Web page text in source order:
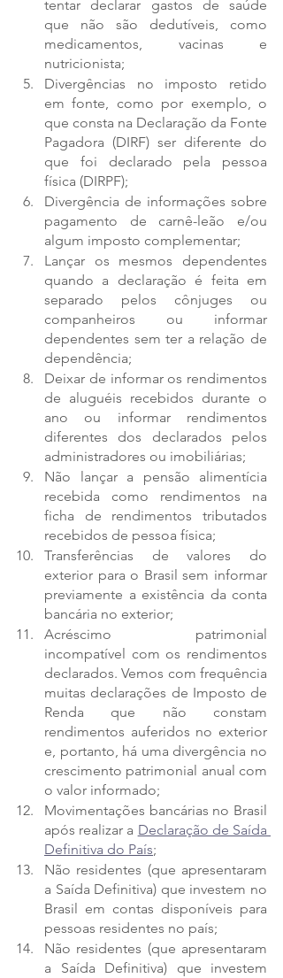
tentar declarar gastos de saúde
que não são dedutíveis, como
medicamentos, vacinas e
nutricionista;
Divergências no imposto retido
em fonte, como por exemplo, o
que consta na Declaração da Fonte
Pagadora (DIRF) ser diferente do
que foi declarado pela pessoa
física (DIRPF);
Divergência de informações sobre
pagamento de carnê-leão e/ou
algum imposto complementar;
Lançar os mesmos dependentes
quando a declaração é feita em
separado pelos cônjuges ou
companheiros ou informar
dependentes sem ter a relação de
dependência;
Deixar de informar os rendimentos
de aluguéis recebidos durante o
ano ou informar rendimentos
diferentes dos declarados pelos
administradores ou imobiliárias;
Não lançar a pensão alimentícia
recebida como rendimentos na
ficha de rendimentos tributados
recebidos de pessoa física;
Transferências de valores do
exterior para o Brasil sem informar
previamente a existência da conta
bancária no exterior;
Acréscimo patrimonial
incompatível com os rendimentos
declarados. Vemos com frequência
muitas declarações de Imposto de
Renda que não constam
rendimentos auferidos no exterior
e, portanto, há uma divergência no
crescimento patrimonial anual com
o valor informado;
Movimentações bancárias no Brasil
após realizar a Declaração de Saída
Definitiva do País;
Não residentes (que apresentaram
a Saída Definitiva) que investem no
Brasil em contas disponíveis para
pessoas residentes no país;
Não residentes (que apresentaram
a Saída Definitiva) que investem